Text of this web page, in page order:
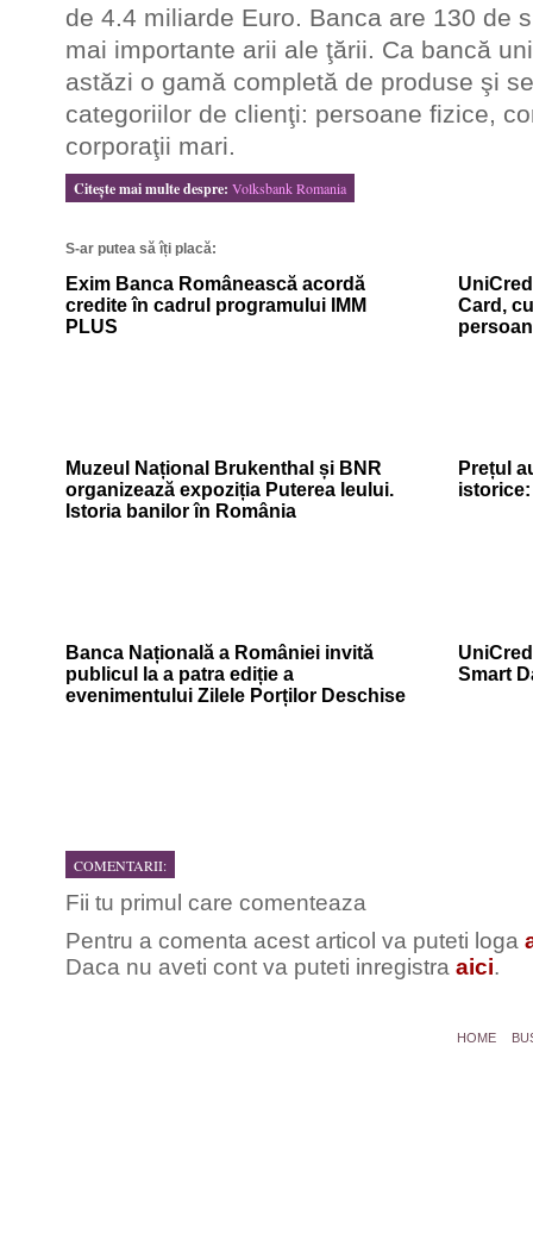
de 4.4 miliarde Euro. Banca are 130 de
mai importante arii ale ţării. Ca bancă
astăzi o gamă completă de produse şi
categoriilor de clienţi: persoane fizice,
corporaţii mari.
Citeşte mai multe despre: Volksbank Romania
S-ar putea să îți placă:
Exim Banca Românească acordă
credite în cadrul programului IMM
PLUS
Card,
Muzeul Național Brukenthal și BNR
organizează expoziția Puterea leului.
Istoria banilor în România
Prețul
Banca Națională a României invită
publicul la a patra ediție a
evenimentului Zilele Porților Deschise
Smart
COMENTARII:
Fii tu primul care comenteaza
Pentru a comenta acest articol va puteti loga
Daca nu aveti cont va puteti inregistra aici.
HOME